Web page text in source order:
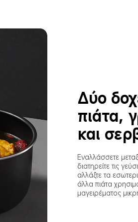
Δύο
πιάτα,
και
Εναλλάσσετε
διατηρείτε τις
αλλάξτε τα
άλλα πιάτα
μαγειρέματος